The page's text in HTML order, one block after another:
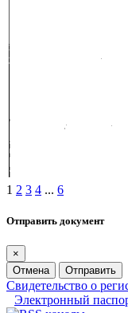
1 2 3 4 ... 6
Отправить документ
×
Отмена
Отправить
Свидетельство о
Электронный